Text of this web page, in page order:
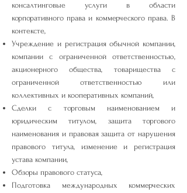
консалтинговые услуги в области
корпоративного права и коммерческого права. В
контексте,
Учреждение и регистрация обычной компании,
компании с ограниченной ответственностью,
акционерного общества, товарищества с
ограниченной ответственностью или
коллективных и кооперативных компаний,
Сделки с торговым наименованием и
юридическим титулом, защита торгового
наименования и правовая защита от нарушения
правового титула, изменение и регистрация
устава компании,
Обзоры правового статуса,
Подготовка международных коммерческих